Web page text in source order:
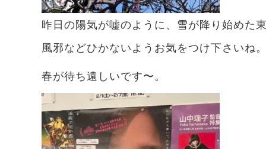
昨日の陽気が嘘のように、雪が降り始めた
風邪などひかないようお気をつけ下さいね
春が待ち遠しいです〜。